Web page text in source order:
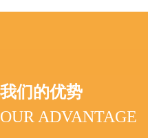
我们的优势
OUR ADVANTAGE